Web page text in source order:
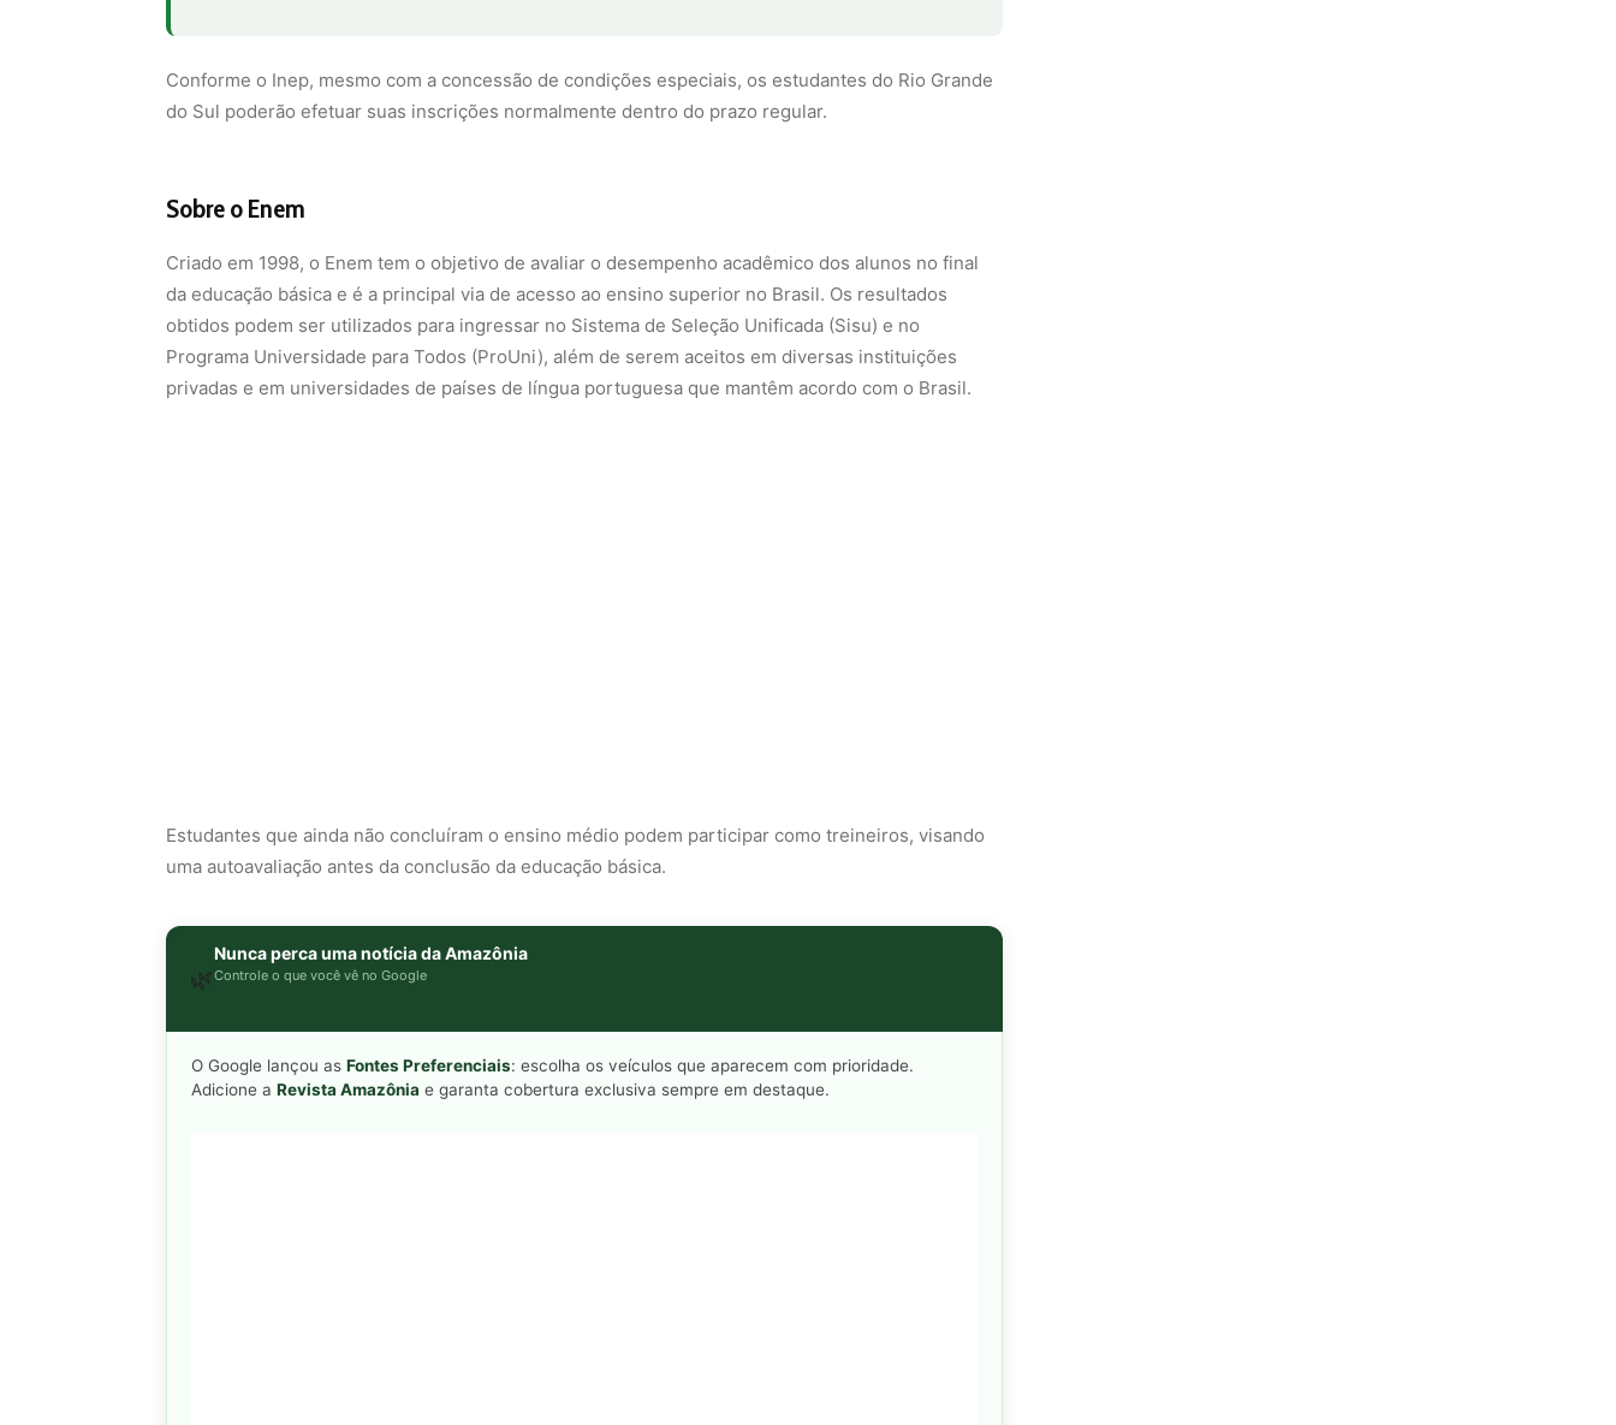
Criado em 1998, o Enem tem o objetivo de avaliar o desempenho acadêmico dos alunos no final
da educação básica e é a principal via de acesso ao ensino superior no Brasil. Os resultados
privadas e em universidades de países de língua portuguesa que mantêm acordo com o Brasil.
O Google lançou asFontes Preferenciais: escolha os veículos que aparecem com prioridade.